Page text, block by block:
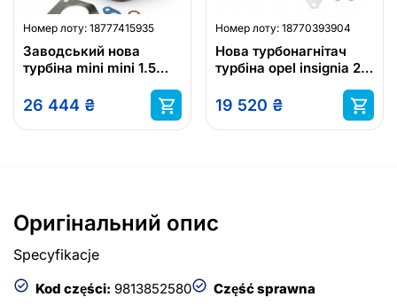
Номер лоту: 18777415935
Заводський нова
турбіна mini mini 1.5
54359980039
26 444 ₴
Номер лоту: 18770393904
Нова турбонагнітач
турбіна opel insignia 2.0
19 520 ₴
Оригінальний опис
Specyfikacje
Kod części: 9813852580
Część sprawna